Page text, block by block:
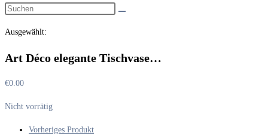
Diese
durchsuchen
Ausgewählt:
Art Déco elegante Tischvase…
€0.00
Nicht vorrätig
Vorheriges Produkt